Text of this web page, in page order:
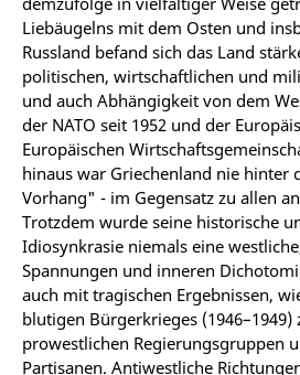
Liebäugelns mit dem Osten und
Russland befand sich das Land
politischen, wirtschaftlichen und
und auch Abhängigkeit von dem
der NATO seit 1952 und der
Europäischen
hinaus war Griechenland nie hinter
Vorhang" - im Gegensatz zu allen
Trotzdem wurde seine historische
Idiosynkrasie niemals eine
Spannungen und inneren
auch mit tragischen Ergebnissen,
blutigen Bürgerkrieges (1946–1949)
prowestlichen Regierungsgruppen
Partisanen. Antiwestliche